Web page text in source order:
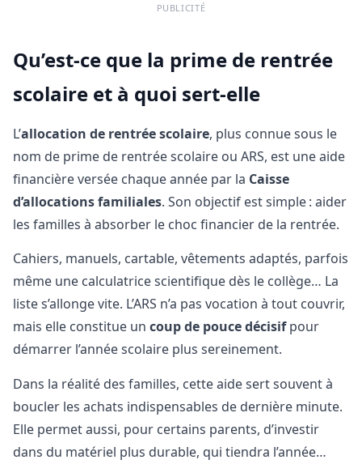
PUBLICITÉ
Qu’est-ce que la prime de rentrée
scolaire et à quoi sert-elle
L’allocation de rentrée scolaire, plus connue sous le
nom de prime de rentrée scolaire ou ARS, est une aide
financière versée chaque année par la Caisse
d’allocations familiales. Son objectif est simple : aider
les familles à absorber le choc financier de la rentrée.
Cahiers, manuels, cartable, vêtements adaptés, parfois
même une calculatrice scientifique dès le collège… La
liste s’allonge vite. L’ARS n’a pas vocation à tout couvrir,
mais elle constitue un coup de pouce décisifpour
démarrer l’année scolaire plus sereinement.
Dans la réalité des familles, cette aide sert souvent à
boucler les achats indispensables de dernière minute.
Elle permet aussi, pour certains parents, d’investir
dans du matériel plus durable, qui tiendra l’année…